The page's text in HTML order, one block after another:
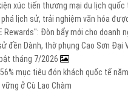
kiện xúc tiến thương mại du lịch
phá lịch sử, trải nghiệm văn hóa
Rewards": Đòn bẩy mới cho doanh
đền Dành, thờ phụng Cao Sơn Đại
tháng 7/2026
mục tiêu đón khách quốc tế
ở Cù Lao Chàm